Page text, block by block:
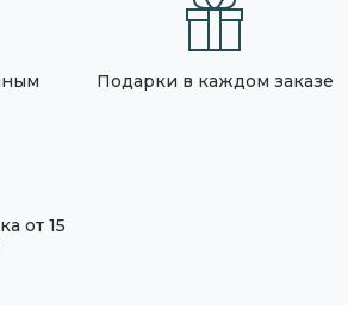
Подарки в каждом заказе
от 15